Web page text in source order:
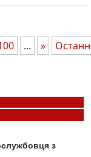
... »
з